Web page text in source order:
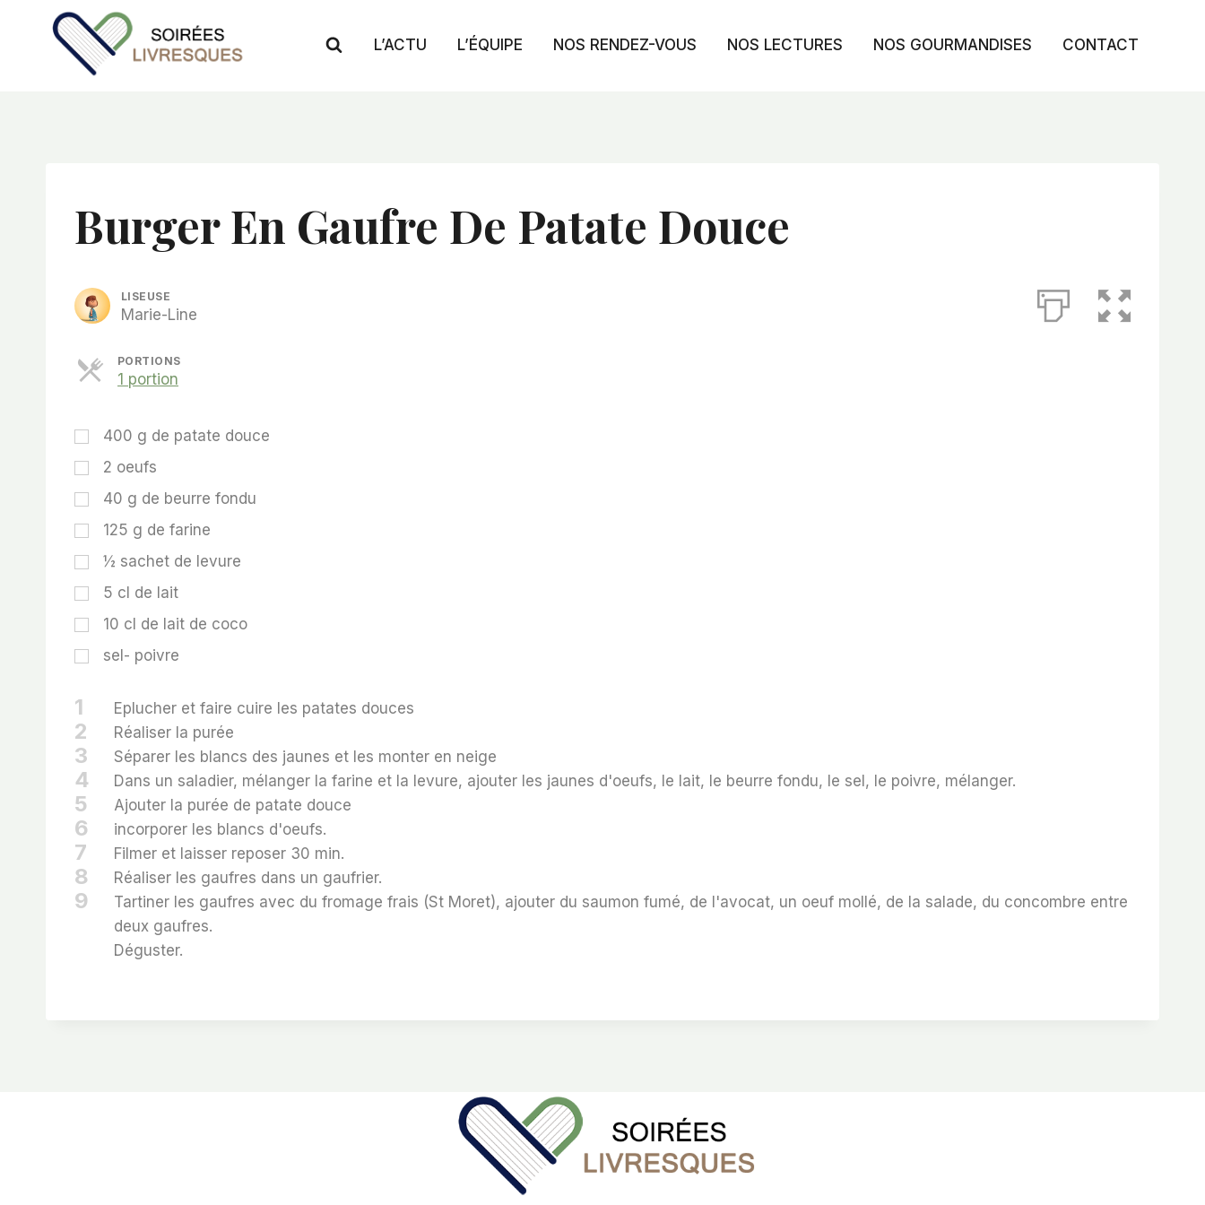
L’ACTU L’ÉQUIPE NOS RENDEZ-VOUS NOS LECTURES NOS GOURMANDISES CONTACT
Burger En Gaufre De Patate Douce
LISEUSE
Marie-Line
PORTIONS
1 portion
t
400 g de patate douce
2 oeufs
40 g de beurre fondu
125 g de farine
½ sachet de levure
5 cl de lait
10 cl de lait de coco
sel- poivre
1 Eplucher et faire cuire les patates douces
2 Réaliser la purée
3 Séparer les blancs des jaunes et les monter en neige
4 Dans un saladier, mélanger la farine et la levure, ajouter les jaunes d'oeufs, le lait, le beurre fondu, le sel, le poivre, mélanger.
5 Ajouter la purée de patate douce
6 incorporer les blancs d'oeufs.
7 Filmer et laisser reposer 30 min.
8 Réaliser les gaufres dans un gaufrier.
9
Tartiner les gaufres avec du fromage frais (St Moret), ajouter du saumon fumé, de l'avocat, un oeuf mollé, de la salade, du concombre entre
deux gaufres.
Déguster.